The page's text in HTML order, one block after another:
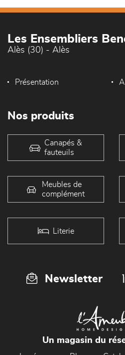
Les Ensembliers
Alès (30) - Alès
Présentation
Nos produits
Canapés &
fauteuils
Meubles de
complément
Literie
Newsletter
Un magasin du